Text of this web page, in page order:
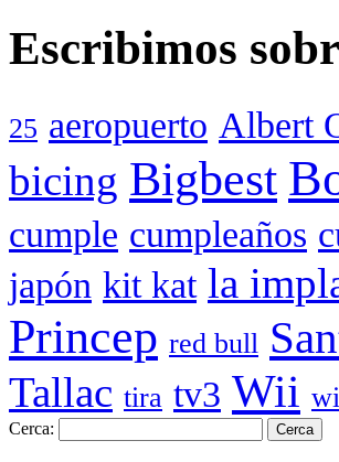
Escribimos
25 aeropuerto Albert
bicing Bigbest
cumple cumpleaños
japón kit kat la
Princep red bull
Tallac tira tv3 Wii
Cerca: